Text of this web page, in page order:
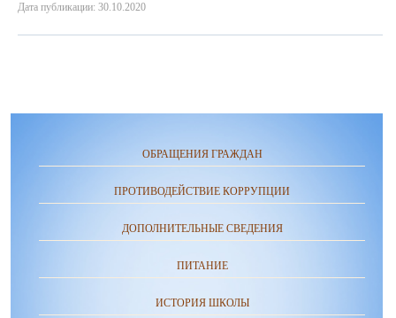
Дата публикации: 30.10.2020
ОБРАЩЕНИЯ ГРАЖДАН
ПРОТИВОДЕЙСТВИЕ КОРРУПЦИИ
ДОПОЛНИТЕЛЬНЫЕ СВЕДЕНИЯ
ПИТАНИЕ
ИСТОРИЯ ШКОЛЫ